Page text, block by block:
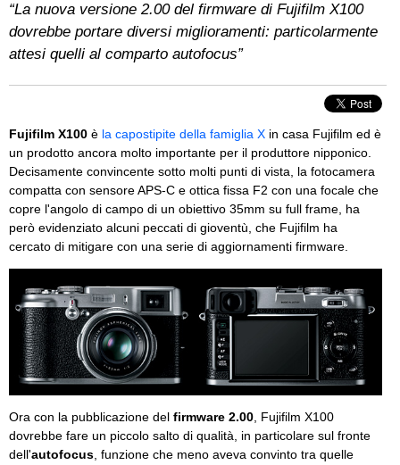
“La nuova versione 2.00 del firmware di Fujifilm X100
dovrebbe portare diversi miglioramenti: particolarmente
attesi quelli al comparto autofocus”
Fujifilm X100 è la capostipite della famiglia X in casa Fujifilm ed è
un prodotto ancora molto importante per il produttore nipponico.
Decisamente convincente sotto molti punti di vista, la fotocamera
compatta con sensore APS-C e ottica fissa F2 con una focale che
copre l'angolo di campo di un obiettivo 35mm su full frame, ha
però evidenziato alcuni peccati di gioventù, che Fujifilm ha
cercato di mitigare con una serie di aggiornamenti firmware.
Ora con la pubblicazione del firmware 2.00 , Fujifilm X100
dovrebbe fare un piccolo salto di qualità, in particolare sul fronte
dell'autofocus , funzione che meno aveva convinto tra quelle